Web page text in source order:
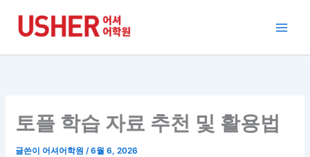
로
토플 학습 자료 추천 및 활용법
글쓴이 어셔어학원/6월 6, 2026